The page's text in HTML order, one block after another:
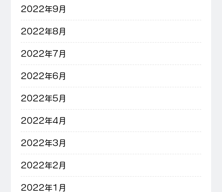
2022年9月
2022年8月
2022年7月
2022年6月
2022年5月
2022年4月
2022年3月
2022年2月
2022年1月